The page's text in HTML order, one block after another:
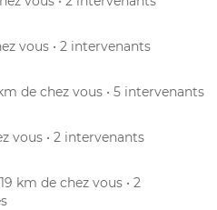
vous • 2 intervenants
de chez vous • 5 intervenants
vous • 2 intervenants
19 km de chez vous • 2